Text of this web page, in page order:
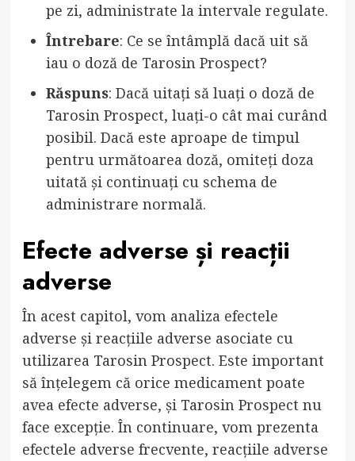
pe zi, administrate la intervale regulate.
Întrebare: Ce se întâmplă dacă uit să
iau o doză de Tarosin Prospect?
Răspuns: Dacă uitați să luați o doză de
Tarosin Prospect, luați-o cât mai curând
posibil. Dacă este aproape de timpul
pentru următoarea doză, omiteți doza
uitată și continuați cu schema de
administrare normală.
Efecte adverse și reacții
adverse
În acest capitol, vom analiza efectele
adverse și reacțiile adverse asociate cu
utilizarea Tarosin Prospect. Este important
să înțelegem că orice medicament poate
avea efecte adverse, și Tarosin Prospect nu
face excepție. În continuare, vom prezenta
efectele adverse frecvente, reacțiile adverse